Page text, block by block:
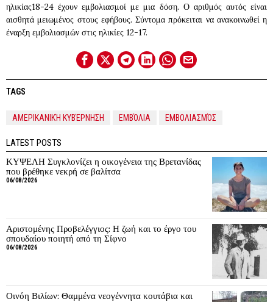
ηλικίας18-24 έχουν εμβολιασμοί με μια δόση. Ο αριθμός αυτός είναι
αισθητά μειωμένος στους εφήβους. Σύντομα πρόκειται να ανακοινωθεί η
έναρξη εμβολιασμών στις ηλικίες 12-17.
TAGS
ΑΜΕΡΙΚΑΝΙΚΉ ΚΥΒΈΡΝΗΣΗ ΕΜΒΌΛΙΑ ΕΜΒΟΛΙΑΣΜΌΣ
LATEST POSTS
ΚΥΨΕΛΗ Συγκλονίζει η οικογένεια της Βρετανίδας
που βρέθηκε νεκρή σε βαλίτσα
06/08/2026
Αριστομένης Προβελέγγιος: Η ζωή και το έργο του
σπουδαίου ποιητή από τη Σίφνο
06/08/2026
Οινόη Βιλίων: Θαμμένα νεογέννητα κουτάβια και